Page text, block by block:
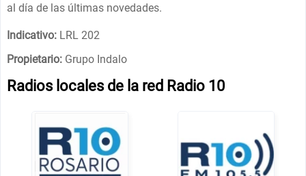
al día de las últimas novedades.
Indicativo: LRL 202
Propietario: Grupo Indalo
Radios locales de la red Radio 10